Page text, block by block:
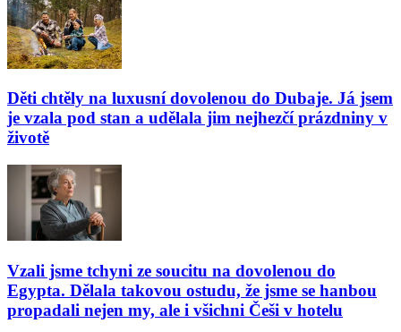
Děti chtěly na luxusní dovolenou do Dubaje. Já jsem
je vzala pod stan a udělala jim nejhezčí prázdniny v
životě
Vzali jsme tchyni ze soucitu na dovolenou do
Egypta. Dělala takovou ostudu, že jsme se hanbou
propadali nejen my, ale i všichni Češi v hotelu